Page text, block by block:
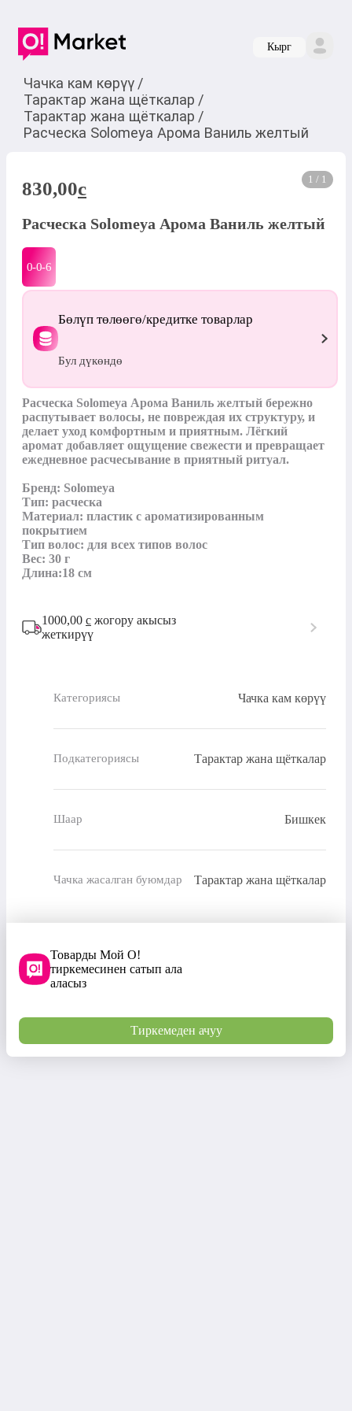
Кырг
Чачка кам көрүү /
Тарактар жана щёткалар /
Тарактар жана щёткалар /
Расческа Solomeya Арома Ваниль желтый
1 / 1
830,00c
Расческа Solomeya Арома Ваниль желтый
0-0-6
Бөлүп төлөөгө/кредитке товарлар
Бул дүкөндө
Расческа Solomeya Арома Ваниль желтый бережно
распутывает волосы, не повреждая их структуру, и
делает уход комфортным и приятным. Лёгкий
аромат добавляет ощущение свежести и превращает
ежедневное расчесывание в приятный ритуал.
Бренд: Solomeya
Тип: расческа
Материал: пластик с ароматизированным
покрытием
Тип волос: для всех типов волос
Вес: 30 г
Длина:18 см
1000,00 с жогору акысыз
жеткирүү
Категориясы Чачка кам көрүү
Подкатегориясы Тарактар жана щёткалар
Шаар Бишкек
Чачка жасалган буюмдар Тарактар жана щёткалар
Товарды Мой О!
тиркемесинен сатып ала
аласыз
Тиркемеден ачуу